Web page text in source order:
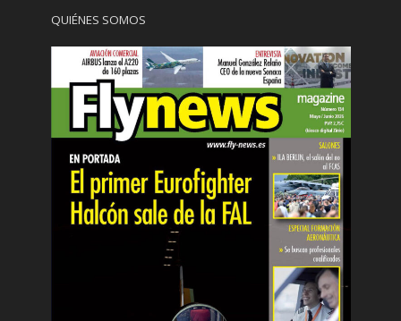
QUIÉNES SOMOS